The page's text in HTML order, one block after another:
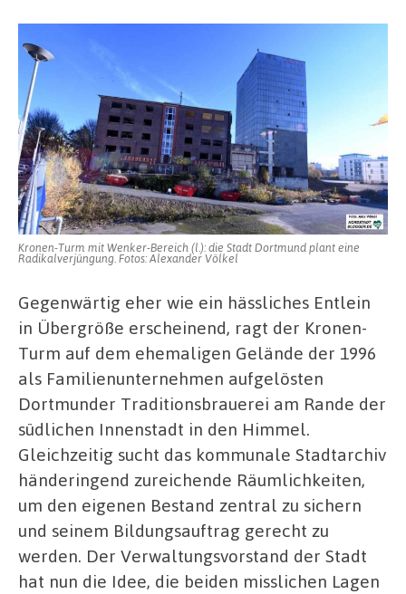
historische
Gedächtnis
der
Stadt
werden
–
Machbarkeitsstudie
geplant
Kronen-Turm mit Wenker-Bereich (l.): die Stadt Dortmund plant eine
Radikalverjüngung. Fotos: Alexander Völkel
Gegenwärtig eher wie ein hässliches Entlein
in Übergröße erscheinend, ragt der Kronen-
Turm auf dem ehemaligen Gelände der 1996
als Familienunternehmen aufgelösten
Dortmunder Traditionsbrauerei am Rande der
südlichen Innenstadt in den Himmel.
Gleichzeitig sucht das kommunale Stadtarchiv
händeringend zureichende Räumlichkeiten,
um den eigenen Bestand zentral zu sichern
und seinem Bildungsauftrag gerecht zu
werden. Der Verwaltungsvorstand der Stadt
hat nun die Idee, die beiden misslichen Lagen